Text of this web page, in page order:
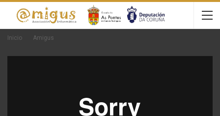
Inicio Amigus